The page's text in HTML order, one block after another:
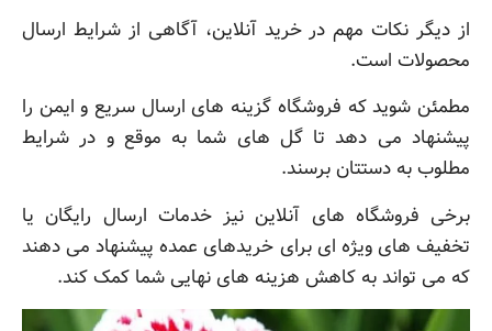
از دیگر نکات مهم در خرید آنلاین، آگاهی از شرایط ارسال
محصولات است.
مطمئن شوید که فروشگاه گزینه های ارسال سریع و ایمن را
پیشنهاد می دهد تا گل های شما به موقع و در شرایط
مطلوب به دستتان برسند.
برخی فروشگاه های آنلاین نیز خدمات ارسال رایگان یا
تخفیف های ویژه ای برای خریدهای عمده پیشنهاد می دهند
که می تواند به کاهش هزینه های نهایی شما کمک کند.